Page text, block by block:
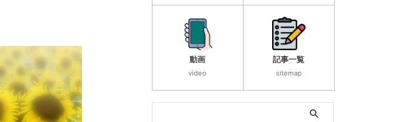
動画
video
記事一覧
sitemap